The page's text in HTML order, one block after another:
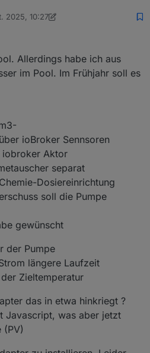
2025, 10:27
looxer0110. Mai 2025, 12:28
Allerdings habe ich aus
im Pool. Im Frühjahr soll es
ioBroker Sennsoren
iobroker Aktor
separat
Dosiereinrichtung
soll die Pumpe
gewünscht
der Pumpe
längere Laufzeit
Zieltemperatur
das in etwa hinkriegt ?
Javascript, was aber jetzt
(PV)